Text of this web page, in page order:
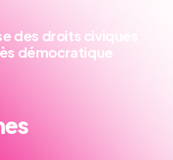
des droits civiques
démocratique